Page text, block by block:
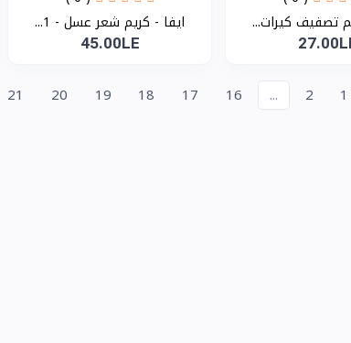
تصفيف كيرات...
ايفا - كريم شعر عسل - 1...
45.00LE
1
2
...
16
17
18
19
20
21